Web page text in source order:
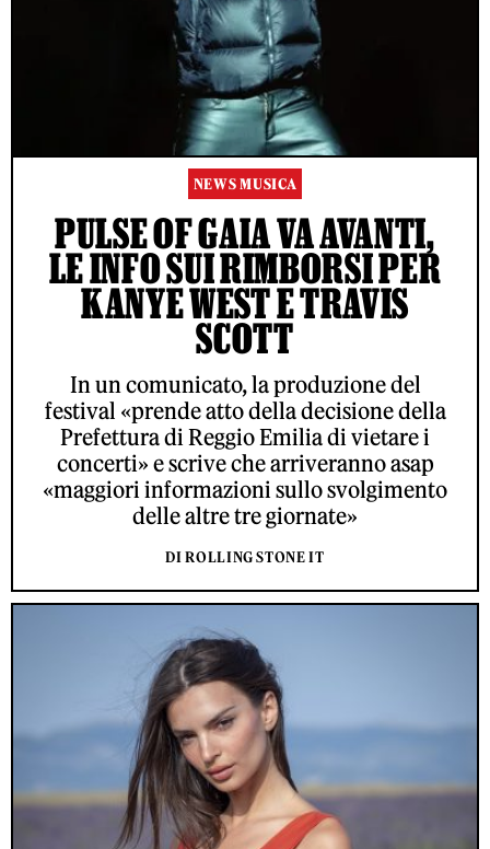
NEWS MUSICA
PULSE OF GAIA VA AVANTI,
LE INFO SUI RIMBORSI PER
KANYE WEST E TRAVIS
SCOTT
In un comunicato, la produzione del
festival «prende atto della decisione della
Prefettura di Reggio Emilia di vietare i
concerti» e scrive che arriveranno asap
«maggiori informazioni sullo svolgimento
delle altre tre giornate»
DI ROLLING STONE IT